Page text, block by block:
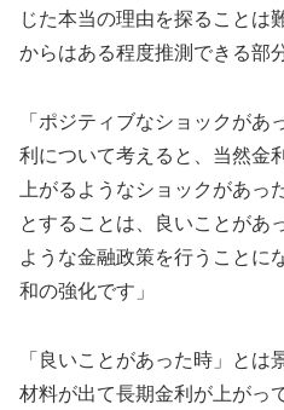
じた本当の理由を探ることは
からはある程度推測できる部
「ポジティブなショックがあ
利について考えると、当然金
上がるようなショックがあっ
とすることは、良いことがあ
ような金融政策を行うことに
和の強化です」
「良いことがあった時」と
材料が出て長期金利が上がっ